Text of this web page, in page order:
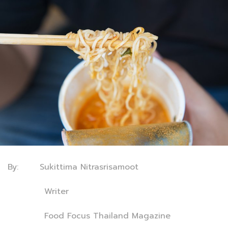
By: Sukittima Nitrasrisamoot
Writer
Food Focus Thailand Magazine